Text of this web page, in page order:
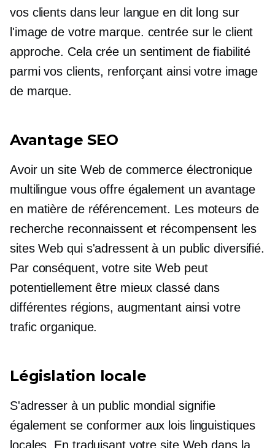
vos clients dans leur langue en dit long sur
l'image de votre marque. centrée sur le client
approche. Cela crée un sentiment de fiabilité
parmi vos clients, renforçant ainsi votre image
de marque.
Avantage SEO
Avoir un site Web de commerce électronique
multilingue vous offre également un avantage
en matière de référencement. Les moteurs de
recherche reconnaissent et récompensent les
sites Web qui s'adressent à un public diversifié.
Par conséquent, votre site Web peut
potentiellement être mieux classé dans
différentes régions, augmentant ainsi votre
trafic organique.
Législation locale
S'adresser à un public mondial signifie
également se conformer aux lois linguistiques
locales. En traduisant votre site Web dans la